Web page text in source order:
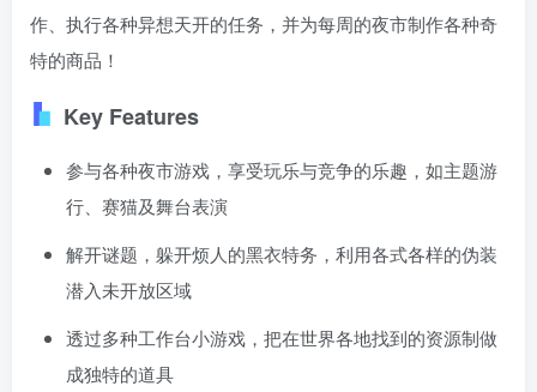
作、执行各种异想天开的任务，并为每周的夜市制作各种奇
特的商品！
Key Features
参与各种夜市游戏，享受玩乐与竞争的乐趣，如主题游
行、赛猫及舞台表演
解开谜题，躲开烦人的黑衣特务，利用各式各样的伪装
潜入未开放区域
透过多种工作台小游戏，把在世界各地找到的资源制做
成独特的道具